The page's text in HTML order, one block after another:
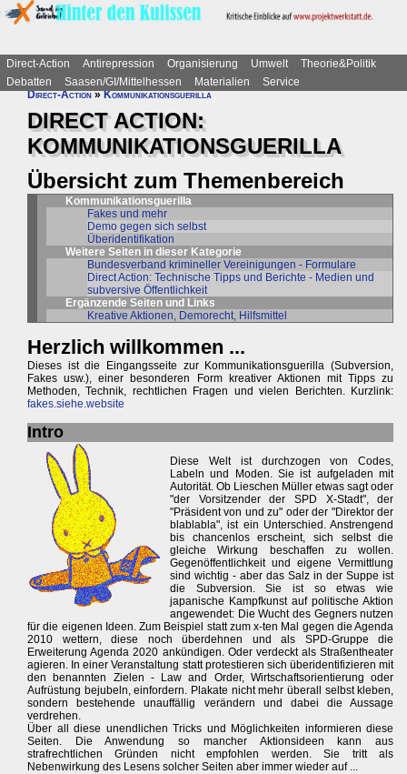
Direct-Action Antirepression Organisierung Umwelt
Theorie&Politik
Debatten
Saasen/GI/Mittelhessen Materialien
Service
Direct-Action»Kommunikationsguerilla
DIRECT ACTION:
KOMMUNIKATIONSGUERILLA
Übersicht zum Themenbereich
Kommunikationsguerilla
Fakes und mehr
Demo gegen sich selbst
Überidentifikation
Weitere Seiten in dieser Kategorie
Bundesverband krimineller Vereinigungen - Formulare
Direct Action: Technische Tipps und Berichte - Medien und
subversive Öffentlichkeit
Ergänzende Seiten und Links
Kreative Aktionen, Demorecht, Hilfsmittel
Herzlich willkommen ...
Dieses ist die Eingangsseite zur Kommunikationsguerilla (Subversion,
Fakes usw.), einer besonderen Form kreativer Aktionen mit Tipps zu
Methoden, Technik, rechtlichen Fragen und vielen Berichten. Kurzlink:
fakes.siehe.website
Intro
Diese Welt ist durchzogen von Codes,
Labeln und Moden. Sie ist aufgeladen mit
Autorität. Ob Lieschen Müller etwas sagt oder
"der Vorsitzender der SPD X-Stadt", der
"Präsident von und zu" oder der "Direktor der
blablabla", ist ein Unterschied. Anstrengend
bis chancenlos erscheint, sich selbst die
gleiche Wirkung beschaffen zu wollen.
Gegenöffentlichkeit und eigene Vermittlung
sind wichtig - aber das Salz in der Suppe ist
die Subversion. Sie ist so etwas wie
japanische Kampfkunst auf politische Aktion
angewendet: Die Wucht des Gegners nutzen
für die eigenen Ideen. Zum Beispiel statt zum x-ten Mal gegen die Agenda
2010 wettern, diese noch überdehnen und als SPD-Gruppe die
Erweiterung Agenda 2020 ankündigen. Oder verdeckt als Straßentheater
agieren. In einer Veranstaltung statt protestieren sich überidentifizieren mit
den benannten Zielen - Law and Order, Wirtschaftsorientierung oder
Aufrüstung bejubeln, einfordern. Plakate nicht mehr überall selbst kleben,
sondern bestehende unauffällig verändern und dabei die Aussage
verdrehen.
Über all diese unendlichen Tricks und Möglichkeiten informieren diese
Seiten. Die Anwendung so mancher Aktionsideen kann aus
strafrechtlichen Gründen nicht empfohlen werden. Sie tritt als
Nebenwirkung des Lesens solcher Seiten aber immer wieder auf ...